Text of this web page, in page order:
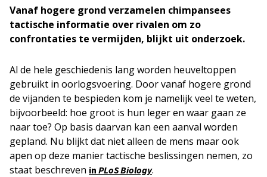
Vanaf hogere grond verzamelen chimpansees
tactische informatie over rivalen om zo
confrontaties te vermijden, blijkt uit onderzoek.
Al de hele geschiedenis lang worden heuveltoppen
gebruikt in oorlogsvoering. Door vanaf hogere grond
de vijanden te bespieden kom je namelijk veel te weten,
bijvoorbeeld: hoe groot is hun leger en waar gaan ze
naar toe? Op basis daarvan kan een aanval worden
gepland. Nu blijkt dat niet alleen de mens maar ook
apen op deze manier tactische beslissingen nemen, zo
staat beschreven in PLoS Biology.